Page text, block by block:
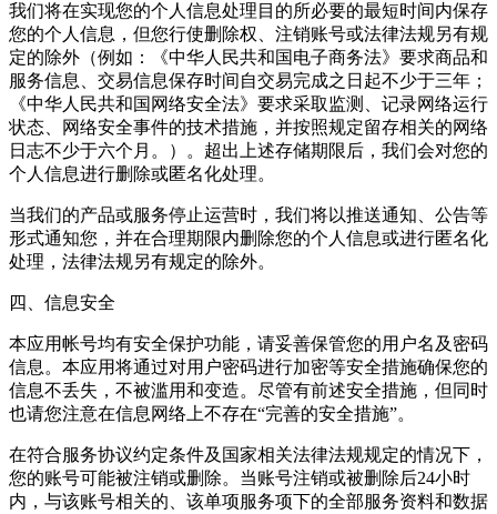
我们将在实现您的个人信息处理目的所必要的最短时间内保存
您的个人信息，但您行使删除权、注销账号或法律法规另有规
定的除外（例如：《中华人民共和国电子商务法》要求商品和
服务信息、交易信息保存时间自交易完成之日起不少于三年；
《中华人民共和国网络安全法》要求采取监测、记录网络运行
状态、网络安全事件的技术措施，并按照规定留存相关的网络
日志不少于六个月。）。超出上述存储期限后，我们会对您的
个人信息进行删除或匿名化处理。
当我们的产品或服务停止运营时，我们将以推送通知、公告等
形式通知您，并在合理期限内删除您的个人信息或进行匿名化
处理，法律法规另有规定的除外。
四、信息安全
本应用帐号均有安全保护功能，请妥善保管您的用户名及密码
信息。本应用将通过对用户密码进行加密等安全措施确保您的
信息不丢失，不被滥用和变造。尽管有前述安全措施，但同时
也请您注意在信息网络上不存在“完善的安全措施”。
在符合服务协议约定条件及国家相关法律法规规定的情况下，
您的账号可能被注销或删除。当账号注销或被删除后24小时
内，与该账号相关的、该单项服务项下的全部服务资料和数据